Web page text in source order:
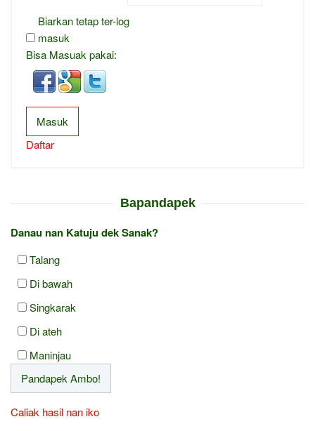
Biarkan tetap ter-log
masuk
Bisa Masuak pakai:
Masuk
Daftar
Bapandapek
Danau nan Katuju dek Sanak?
Talang
Di bawah
Singkarak
Di ateh
Maninjau
Caliak hasil nan iko